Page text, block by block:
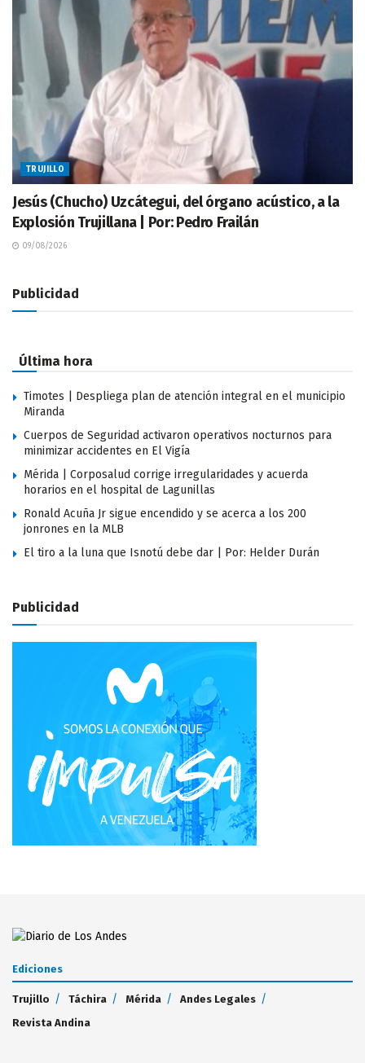
TRUJILLO
Jesús (Chucho) Uzcátegui, del órgano acústico, a la
Explosión Trujillana | Por: Pedro Frailán
09/08/2026
Publicidad
Última hora
Timotes | Despliega plan de atención integral en el municipio
Miranda
Cuerpos de Seguridad activaron operativos nocturnos para
minimizar accidentes en El Vigía
Mérida | Corposalud corrige irregularidades y acuerda
horarios en el hospital de Lagunillas
Ronald Acuña Jr sigue encendido y se acerca a los 200
jonrones en la MLB
El tiro a la luna que Isnotú debe dar | Por: Helder Durán
Publicidad
Ediciones
Trujillo Táchira Mérida
Andes Legales
Revista Andina